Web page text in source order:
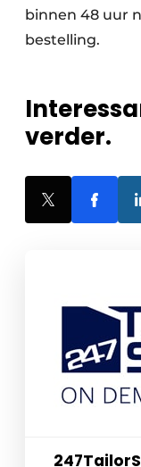
binnen 48 uur
bestelling.
verder.